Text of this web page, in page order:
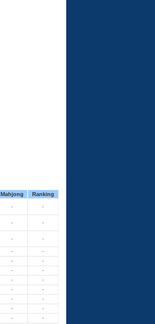
Mahjong Ranking
- -
- -
- -
-
-
-
-
-
-
-
-
-
-
-
-
-
-
-
-